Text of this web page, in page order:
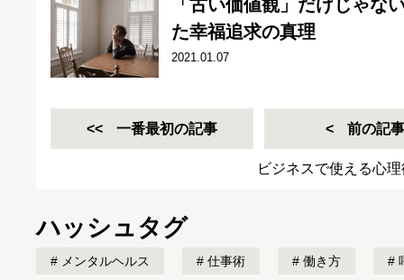
「古い価値観」だけじゃな
た幸福追求の真理
2021.01.07
一番最初の記事 前の記事
ビジネスで使える心
ハッシュタグ
メンタルヘルス 仕事術 働き方